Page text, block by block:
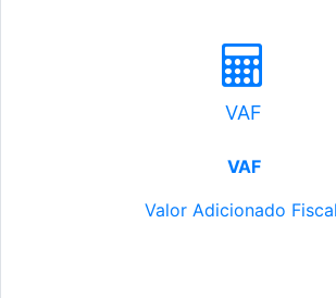
VAF
VAF
Valor Adicionado